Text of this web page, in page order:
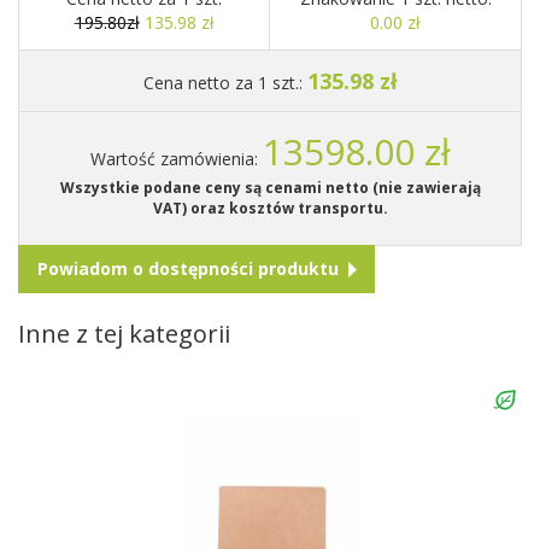
195.80zł 135.98 zł
0.00 zł
Cena netto za 1 szt.: 135.98 zł
Wartość zamówienia: 13598.00 zł
Wszystkie podane ceny są cenami netto (nie zawierają
VAT) oraz kosztów transportu.
Powiadom o dostępności produktu
Inne z tej kategorii